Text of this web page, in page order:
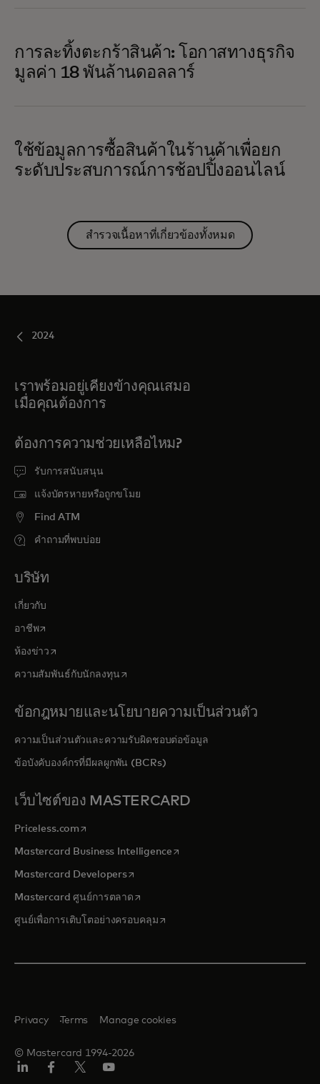
การละทิ้งตะกร้าสินค้า: โอกาสทางธุรกิจ
มูลค่า 18 พันล้านดอลลาร์
ใช้ข้อมูลการซื้อสินค้าในร้านค้าเพื่อยก
ระดับประสบการณ์การช้อปปิ้งออนไลน์
สำรวจเนื้อหาที่เกี่ยวข้องทั้งหมด
2024
เราพร้อมอยู่เคียงข้างคุณเสมอ
เมื่อคุณต้องการ
ต้องการความช่วยเหลือไหม?
รับการสนับสนุน
แจ้งบัตรหายหรือถูกขโมย
Find ATM
คำถามที่พบบ่อย
บริษัท
เกี่ยวกับ
อาชีพopens in a new tab
ห้องข่าว opens in a new tab
ความสัมพันธ์กับนักลงทุน opens in a new tab
ข้อกฎหมายและนโยบายความเป็นส่วนตัว
ความเป็นส่วนตัวและความรับผิดชอบต่อข้อมูล
ข้อบังคับองค์กรที่มีผลผูกพัน (BCRs)
เว็บไซต์ของ MASTERCARD
Priceless.com opens in a new tab
Mastercard Business Intelligenceopens in a new tab
Mastercard Developersopens in a new tab
Mastercard ศูนย์การตลาด opens in a new tab
ศูนย์เพื่อการเติบโตอย่างครอบคลุมopens in a new tab
© Mastercard 1994-2026
Privacy Terms Manage cookies